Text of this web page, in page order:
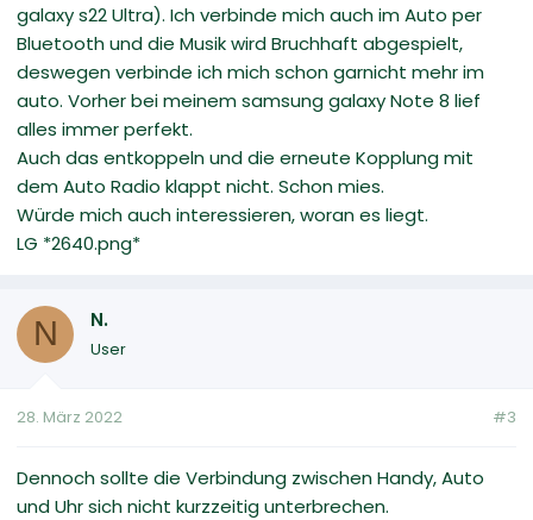
galaxy s22 Ultra). Ich verbinde mich auch im Auto per
Bluetooth und die Musik wird Bruchhaft abgespielt,
deswegen verbinde ich mich schon garnicht mehr im
auto. Vorher bei meinem samsung galaxy Note 8 lief
alles immer perfekt.
Auch das entkoppeln und die erneute Kopplung mit
dem Auto Radio klappt nicht. Schon mies.
Würde mich auch interessieren, woran es liegt.
LG ‍*2640.png*
N N.
User
28. März 2022 #3
Dennoch sollte die Verbindung zwischen Handy, Auto
und Uhr sich nicht kurzzeitig unterbrechen.